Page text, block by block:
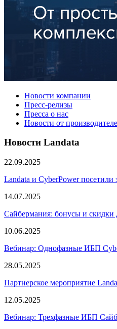
Новости компании
Пресс-релизы
Пресса о нас
Новости от
Новости Landata
22.09.2025
Landata и CyberPower посетили
14.07.2025
Сайбермания: бонусы и скидки
10.06.2025
Вебинар: Однофазные ИБП
28.05.2025
Партнерское мероприятие
12.05.2025
Вебинар: Трехфазные ИБП